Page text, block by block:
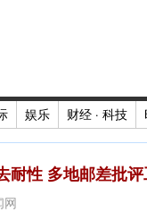
娱乐 财经 · 科技
耐性 多地邮差批
网